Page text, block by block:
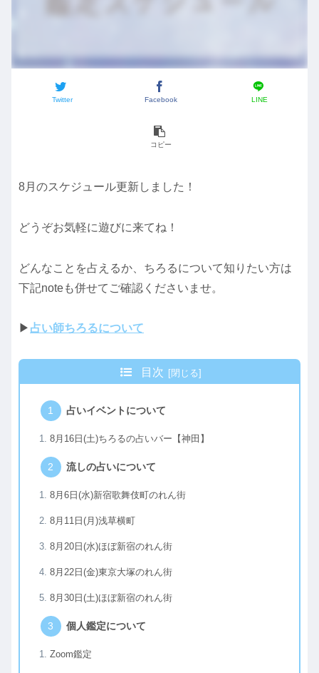
Twitter Facebook LINE
コピー
8月のスケジュール更新しました！
どうぞお気軽に遊びに来てね！
どんなことを占えるか、ちろるについて知りたい方は
下記noteも併せてご確認くださいませ。
▶ 占い師ちろるについて
目次
占いイベントについて
8月16日(土)ちろるの占いバー【神田】
流しの占いについて
8月6日(水)新宿歌舞伎町のれん街
8月11日(月)浅草横町
8月20日(水)ほぼ新宿のれん街
8月22日(金)東京大塚のれん街
8月30日(土)ほぼ新宿のれん街
個人鑑定について
Zoom鑑定